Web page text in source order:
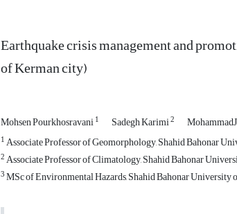
Earthquake crisis management and
of Kerman city)
Mohsen Pourkhosravani1 Sadegh Karimi2
1Associate Professor of Geomorphology, Shahid Bahonar
2Associate Professor of Climatology, Shahid Bahonar
3MSc of Environmental Hazards, Shahid Bahonar University